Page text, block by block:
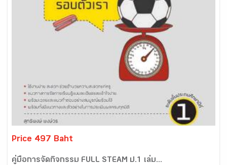
Price 497 Baht
คู่มือการจัดกิจกรรม FULL STEAM ป.1 เล่ม...